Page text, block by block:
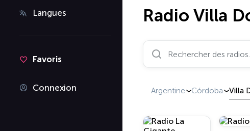
Langues
Favoris
Connexion
Radio Villa
Rechercher des radios…
Argentine Córdoba Villa